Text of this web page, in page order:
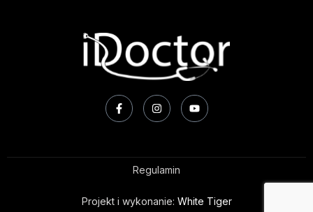
Regulamin
Projekt i wykonanie: White Tiger